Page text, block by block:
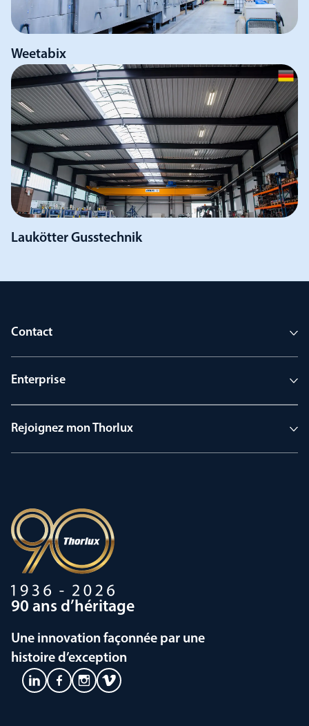
Weetabix
Laukötter Gusstechnik
Contact
Enterprise
Rejoignez mon Thorlux
90 ans d’héritage
Une innovation façonnée par une
histoire d’exception